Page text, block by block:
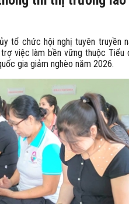
tổ chức hội nghị tuyên truyền
việc làm bền vững thuộc Tiểu
gia giảm nghèo năm 2026.